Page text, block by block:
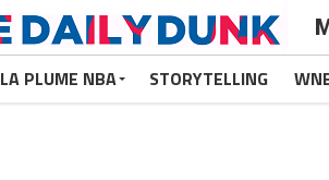
LA PLUME NBA STORYTELLING